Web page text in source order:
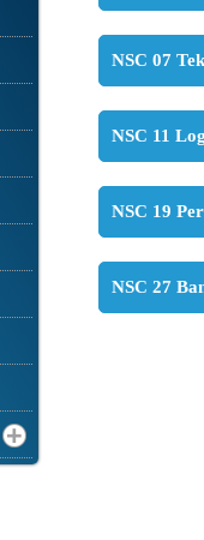
NSC 07
NSC 11
NSC 19
NSC 27